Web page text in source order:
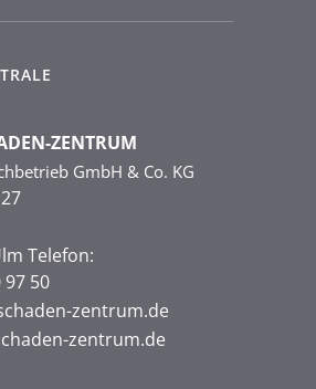
ZENTRUM
GmbH & Co. KG
Telefon:
97 50
zentrum.de
zentrum.de